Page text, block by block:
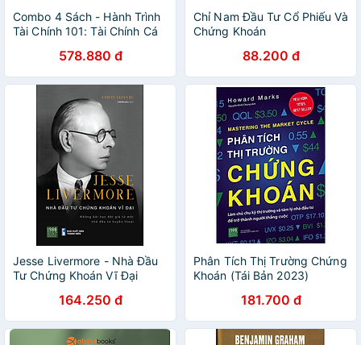
Combo 4 Sách - Hành Trình
Tài Chính 101: Tài Chính Cá
Giao Dịch Trong Ngày và
Đầu Tư Bất Động Sản
578.880 đ
Chỉ Nam Đầu Tư Cổ Phiếu Và
Chứng Khoán
88.200 đ
Jesse Livermore - Nhà Đầu
Tư Chứng Khoán Vĩ Đại
164.250 đ
Phân Tích Thị Trường Chứng
Khoán (Tái Bản 2023)
181.700 đ